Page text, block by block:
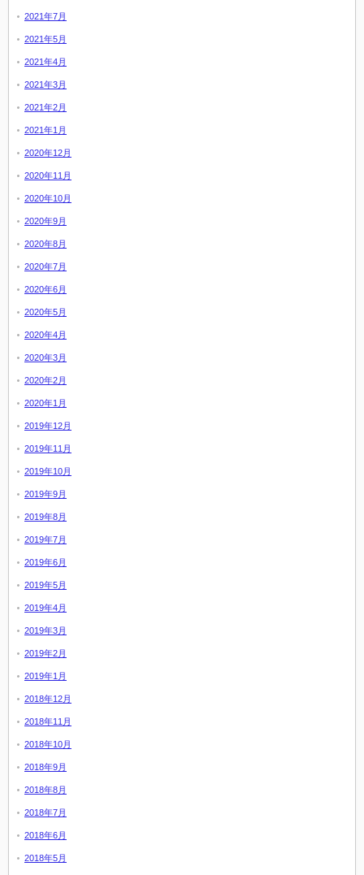
2021年7月
2021年5月
2021年4月
2021年3月
2021年2月
2021年1月
2020年12月
2020年11月
2020年10月
2020年9月
2020年8月
2020年7月
2020年6月
2020年5月
2020年4月
2020年3月
2020年2月
2020年1月
2019年12月
2019年11月
2019年10月
2019年9月
2019年8月
2019年7月
2019年6月
2019年5月
2019年4月
2019年3月
2019年2月
2019年1月
2018年12月
2018年11月
2018年10月
2018年9月
2018年8月
2018年7月
2018年6月
2018年5月